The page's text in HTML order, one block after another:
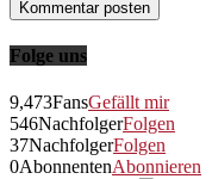
Folge uns
9,473FansGefällt mir
546NachfolgerFolgen
37NachfolgerFolgen
0AbonnentenAbonnieren